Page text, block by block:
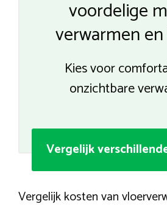
voordelige
verwarmen
Kies voor
onzichtbare
Vergelijk
Vergelijk kosten van